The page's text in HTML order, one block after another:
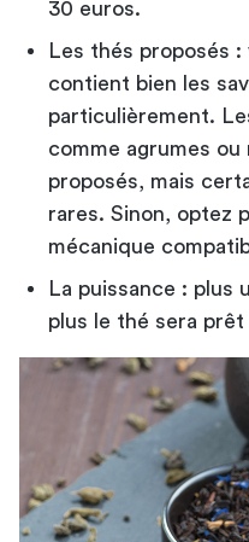
30 euros.
Les thés proposés
contient bien les
particulièrement.
comme agrumes
proposés, mais
rares. Sinon, optez
mécanique
La puissance : plus
plus le thé sera